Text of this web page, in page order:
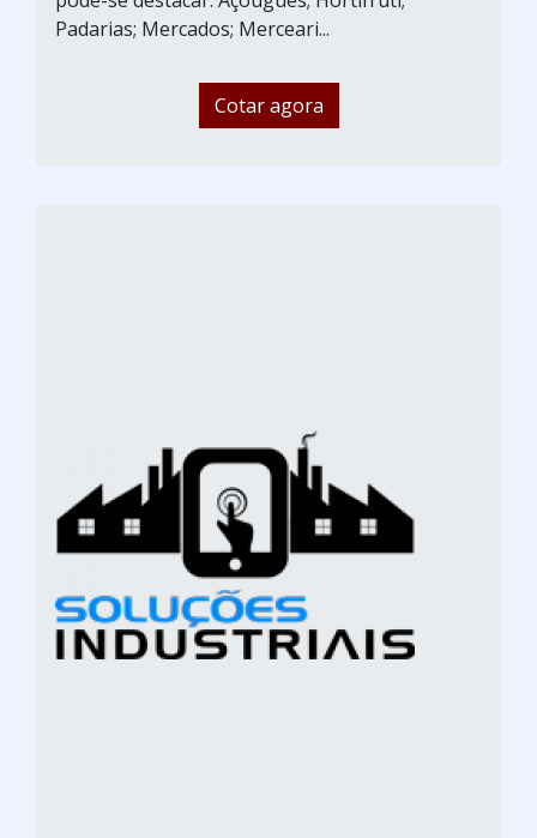
Padarias; Mercados; Merceari...
Cotar agora